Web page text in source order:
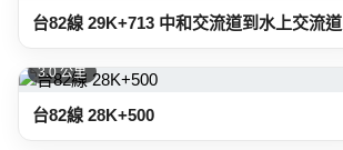
台82線 29K+713 中和交流道到水上交流道
3.0 公里
台82線 28K+500